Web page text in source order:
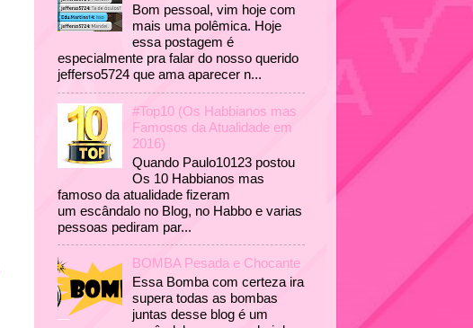
Bom pessoal, vim hoje com
mais uma polêmica. Hoje
essa postagem é
especialmente pra falar do nosso querido
jefferso5724 que ama aparecer n...
#Top10 (Os Habbianos mas
Famosos da Atualidade em
2016)
Quando Paulo10123 postou
Os 10 Habbianos mas
famoso da atualidade fizeram
um escândalo no Blog, no Habbo e varias
pessoas pediram par...
BOMBA Pesada e Chocante
Essa Bomba com certeza ira
supera todas as bombas
juntas desse blog é um